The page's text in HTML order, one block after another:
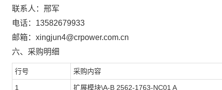
联系人：邢军
电话：13582679933
邮箱：xingjun4@crpower.com.cn
六、采购明细
行号 采购内容
1 扩展模块\A-B 2562-1763-NC01 A